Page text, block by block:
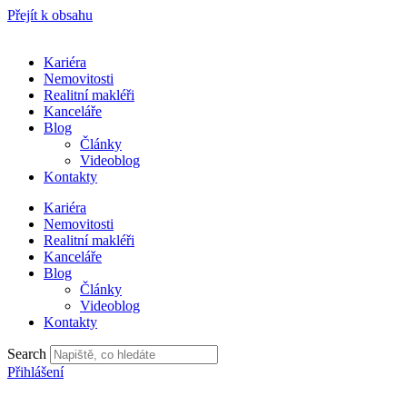
Přejít k obsahu
Kariéra
Nemovitosti
Realitní makléři
Kanceláře
Blog
Články
Videoblog
Kontakty
Kariéra
Nemovitosti
Realitní makléři
Kanceláře
Blog
Články
Videoblog
Kontakty
Search
Přihlášení